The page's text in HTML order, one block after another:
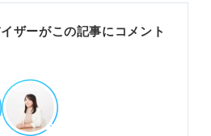
したエピソードで説得力を高め
る要点を最初に明確にすること
ザーがこの記事にコメント